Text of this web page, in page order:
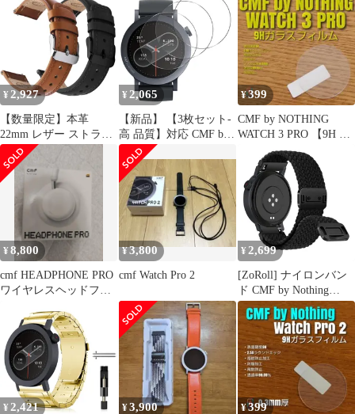
ィルム 3枚 1.43インチ
【日本旭硝子素材採用
硬度9H 飛散防止 】 用
Nothing Watch 3 Pro ガ
ラスフィルム 耐衝撃 対
応 CMFWa
¥ 2,927
【数量限定】本革
22mm レザー ストラッ
プ 交換用腕時計ベルト
For 時計ベルト
Samsung Galaxy Garmin
クイックリリース スマ
ートウォッチバンド ビ
ジネス 男女兼用
¥ 2,065
【新品】 【3枚セット-
高 品質】対応 CMF by
Nothing Watch Pro2 フイ
ルム Watch Pro2 ガラス
フィルム 保護フィルム
画面保護シート 液晶シ
ール カバー 液晶保護
ソフト 【 PET複合材
炭素繊維 3Dカバー 耐
衝撃 1
¥399
CMF by NOTHING
WATCH 3 PRO 【9H ガ
ラス 】り
¥8,800
cmf HEADPHONE PRO
ワイヤレスヘッドフォ
¥3,800
cmf Watch Pro 2
¥ 2,699
[ZoRoll] ナイロンバン
ド CMF by Nothing
Watch 3 Pro/Pro 2 対応
編み伸縮性 腕時計ベル
ト (ブラック)
¥ 2,421 ¥3,900 ¥399